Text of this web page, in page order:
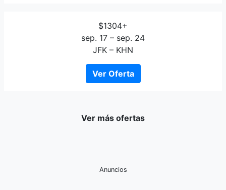
$1304+
sep. 17 – sep. 24
JFK – KHN
Ver Oferta
Ver más ofertas
Anuncios